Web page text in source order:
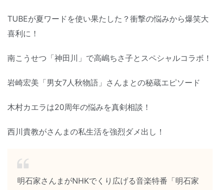
TUBEが夏ワードを使い果たした？衝撃の悩みから爆笑大
喜利に！
南こうせつ「神田川」で高嶋ちさ子とスペシャルコラボ！
岩崎宏美「男女7人秋物語」さんまとの秘蔵エピソード
木村カエラは20周年の悩みを真剣相談！
西川貴教がさんまの私生活を強烈ダメ出し！
明石家さんまがNHKでくり広げる音楽特番「明石家